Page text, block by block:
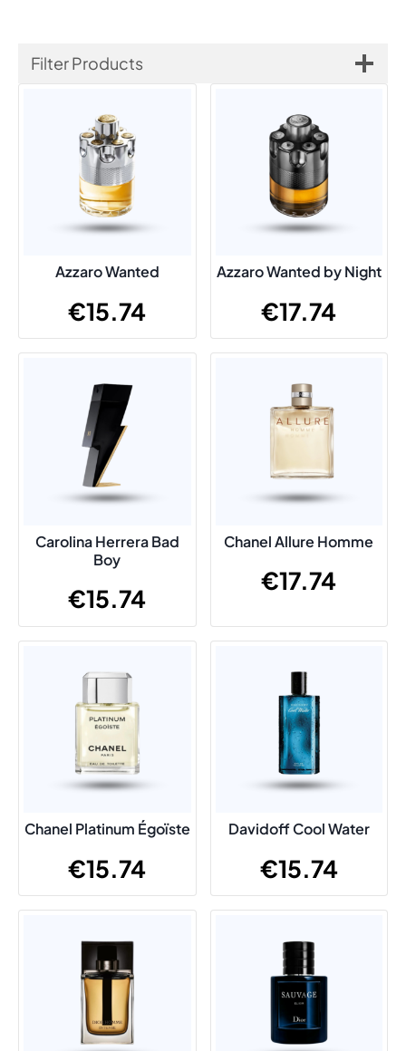
Filter Products
Azzaro Wanted
€15.74
Azzaro Wanted by Night
€17.74
Carolina Herrera Bad
Boy
€15.74
Chanel Allure Homme
€17.74
Chanel Platinum Égoïste
€15.74
Davidoff Cool Water
€15.74